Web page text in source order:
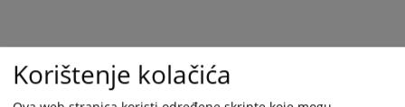
Korištenje kolačića